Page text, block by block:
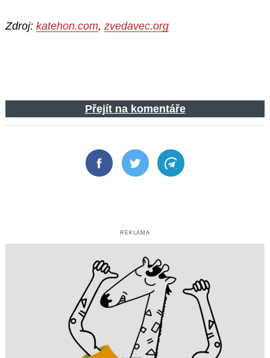
Zdroj: katehon.com, zvedavec.org
Přejít na komentáře
FacebookTwitter Telegram
REKLAMA